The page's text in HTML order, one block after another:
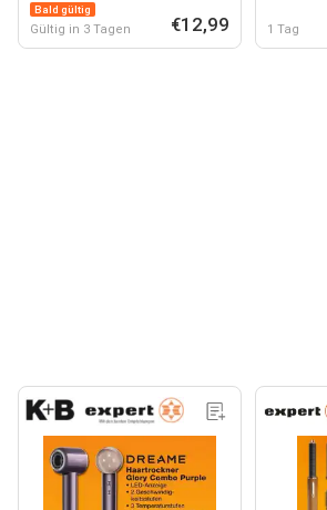
Bald gültig
Gültig in 3 Tagen €12,99 1 Tag